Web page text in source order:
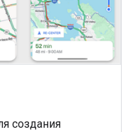
создания